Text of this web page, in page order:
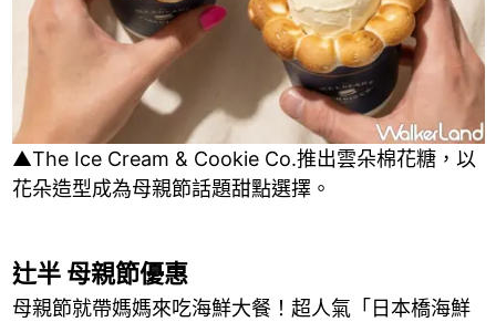
▲The Ice Cream & Cookie Co.推出雲朵棉花糖，以
花朵造型成為母親節話題甜點選擇。
辻半 母親節優惠
母親節就帶媽媽來吃海鮮大餐！超人氣「日本橋海鮮